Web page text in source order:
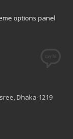
options panel
Dhaka-1219